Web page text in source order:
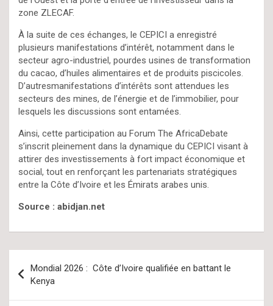
zone ZLECAF.
À la suite de ces échanges, le CEPICI a enregistré
plusieurs manifestations d’intérêt, notamment dans le
secteur agro-industriel, pourdes usines de transformation
du cacao, d’huiles alimentaires et de produits piscicoles.
D’autresmanifestations d’intérêts sont attendues les
secteurs des mines, de l’énergie et de l’immobilier, pour
lesquels les discussions sont entamées.
Ainsi, cette participation au Forum The AfricaDebate
s’inscrit pleinement dans la dynamique du CEPICI visant à
attirer des investissements à fort impact économique et
social, tout en renforçant les partenariats stratégiques
entre la Côte d’Ivoire et les Émirats arabes unis.
Source : abidjan.net
de
l’article
Mondial 2026 : Côte d’Ivoire qualifiée en battant le
Kenya